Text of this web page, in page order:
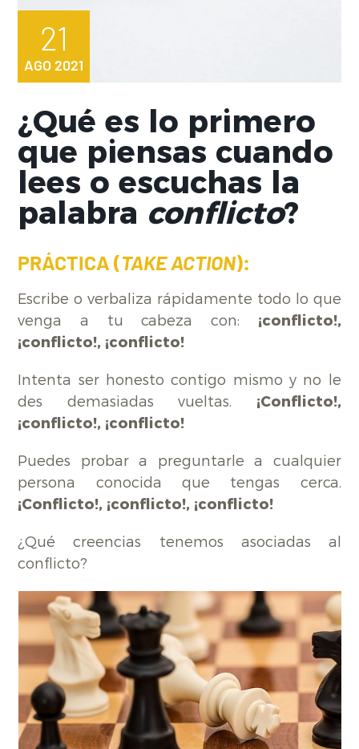
21
AGO 2021
¿Qué es lo primero
que piensas cuando
lees o escuchas la
palabra conflicto?
PRÁCTICA (TAKE ACTION):
Escribe o verbaliza rápidamente todo lo que
venga a tu cabeza con: ¡conflicto!,
¡conflicto!, ¡conflicto!
Intenta ser honesto contigo mismo y no le
des demasiadas vueltas. ¡Conflicto!,
¡conflicto!, ¡conflicto!
Puedes probar a preguntarle a cualquier
persona conocida que tengas cerca.
¡Conflicto!, ¡conflicto!, ¡conflicto!
¿Qué creencias tenemos asociadas al
conflicto?